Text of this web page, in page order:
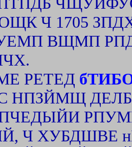
Ч 1705
ВЩМП
РЕТЕД
НПЗЙМЩ
Ч ХУБДШВЕ